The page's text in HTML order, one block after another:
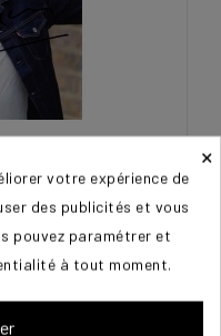
×
votre expérience de
des publicités et vous
pouvez paramétrer et
à tout moment.